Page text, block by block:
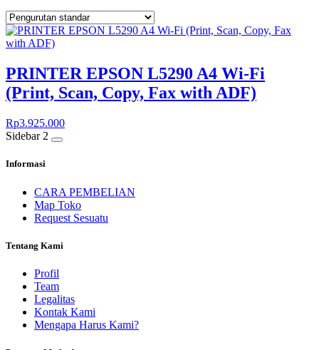
PRINTER EPSON L5290 A4 Wi-Fi
(Print, Scan, Copy, Fax with ADF)
Rp3.925.000
Sidebar 2
Informasi
CARA PEMBELIAN
Map Toko
Request Sesuatu
Tentang Kami
Profil
Team
Legalitas
Kontak Kami
Mengapa Harus Kami?